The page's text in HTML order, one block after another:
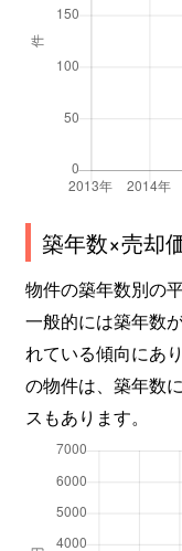
築年数×売却
物件の築年数別の
一般的には築年数
れている傾向にあ
の物件は、築年数
スもあります。